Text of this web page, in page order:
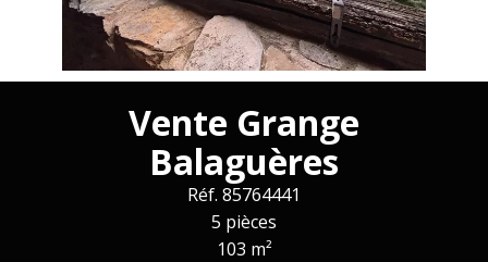
Vente Grange
Balaguères
Réf. 85764441
5 pièces
103 m²